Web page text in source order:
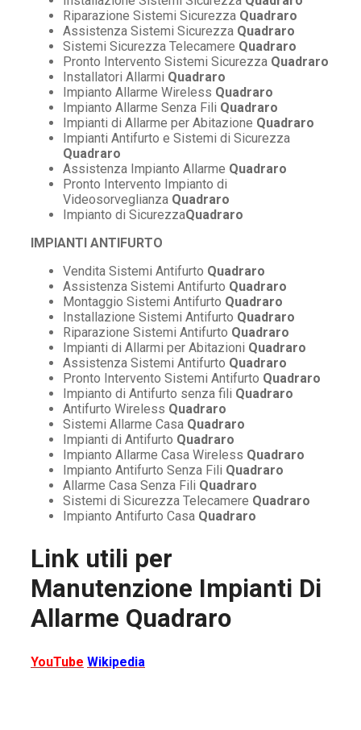
Riparazione Sistemi Sicurezza Quadraro
Assistenza Sistemi Sicurezza Quadraro
Sistemi Sicurezza Telecamere Quadraro
Pronto Intervento Sistemi Sicurezza Quadraro
Installatori Allarmi Quadraro
Impianto Allarme Wireless Quadraro
Impianto Allarme Senza Fili Quadraro
Impianti di Allarme per Abitazione Quadraro
Impianti Antifurto e Sistemi di Sicurezza
Quadraro
Assistenza Impianto Allarme Quadraro
Pronto Intervento Impianto di
Videosorveglianza Quadraro
Impianto di SicurezzaQuadraro
IMPIANTI ANTIFURTO
Vendita Sistemi Antifurto Quadraro
Assistenza Sistemi Antifurto Quadraro
Montaggio Sistemi Antifurto Quadraro
Installazione Sistemi Antifurto Quadraro
Riparazione Sistemi Antifurto Quadraro
Impianti di Allarmi per Abitazioni Quadraro
Assistenza Sistemi Antifurto Quadraro
Pronto Intervento Sistemi Antifurto Quadraro
Impianto di Antifurto senza fili Quadraro
Antifurto Wireless Quadraro
Sistemi Allarme Casa Quadraro
Impianti di Antifurto Quadraro
Impianto Allarme Casa Wireless Quadraro
Impianto Antifurto Senza Fili Quadraro
Allarme Casa Senza Fili Quadraro
Sistemi di Sicurezza Telecamere Quadraro
Impianto Antifurto Casa Quadraro
Link utili per
Manutenzione Impianti Di
Allarme Quadraro
YouTube Wikipedia